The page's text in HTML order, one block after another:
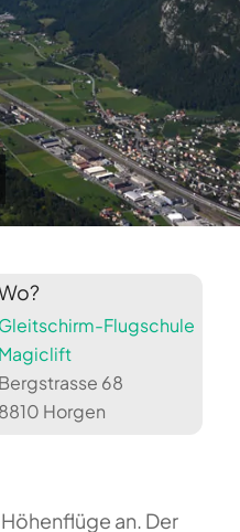
Gleitschirm-Flugschule
Magiclift
Bergstrasse 68
8810 Horgen
an. Der